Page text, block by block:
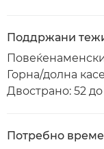
Поддржани
Горна/долна
Двострано: 52
Потребно